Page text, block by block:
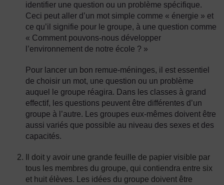
identifier une question ou un problème spécifique.
Ceci peut aller d’un mot simple comme « énergie » et
ce qu’il signifie pour le groupe, à une question comme
« Comment pouvons-nous développer
l’environnement de notre école ? »
Pour lancer un bon remue-méninges, il est essentiel
de choisir un mot, une question ou un problème
auquel le groupe réagira. Dans les classes à grand
effectif, les questions peuvent être différentes d’un
groupe à l’autre. Les groupes eux-mêmes doivent être
aussi variés que possible au niveau des sexes et des
capacités.
Il doit y avoir une grande feuille de papier visible par
tous les membres du groupe, qui contiendra entre six
et huit élèves. Les idées du groupe doivent être